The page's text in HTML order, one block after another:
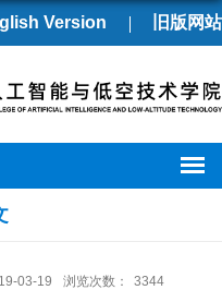
Version 旧版网站
03-19 浏览次数： 3344